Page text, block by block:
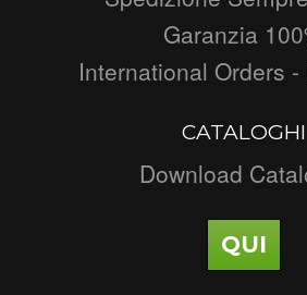
Garanzia
International Orders
CATALOGHI
Download
QUI